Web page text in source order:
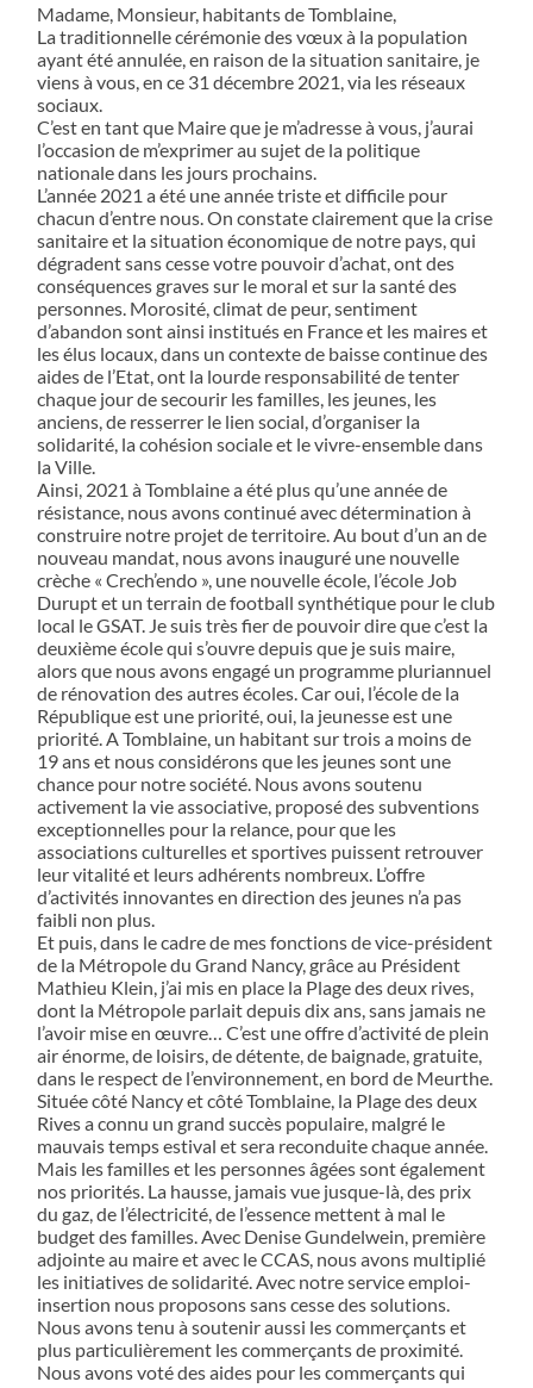
Madame, Monsieur, habitants de Tomblaine,
La traditionnelle cérémonie des vœux à la population
ayant été annulée, en raison de la situation sanitaire, je
viens à vous, en ce 31 décembre 2021, via les réseaux
sociaux.
C’est en tant que Maire que je m’adresse à vous, j’aurai
l’occasion de m’exprimer au sujet de la politique
nationale dans les jours prochains.
L’année 2021 a été une année triste et difficile pour
chacun d’entre nous. On constate clairement que la crise
sanitaire et la situation économique de notre pays, qui
dégradent sans cesse votre pouvoir d’achat, ont des
conséquences graves sur le moral et sur la santé des
personnes. Morosité, climat de peur, sentiment
d’abandon sont ainsi institués en France et les maires et
les élus locaux, dans un contexte de baisse continue des
aides de l’Etat, ont la lourde responsabilité de tenter
chaque jour de secourir les familles, les jeunes, les
anciens, de resserrer le lien social, d’organiser la
solidarité, la cohésion sociale et le vivre-ensemble dans
la Ville.
Ainsi, 2021 à Tomblaine a été plus qu’une année de
résistance, nous avons continué avec détermination à
construire notre projet de territoire. Au bout d’un an de
nouveau mandat, nous avons inauguré une nouvelle
crèche « Crech’endo », une nouvelle école, l’école Job
Durupt et un terrain de football synthétique pour le club
local le GSAT. Je suis très fier de pouvoir dire que c’est la
deuxième école qui s’ouvre depuis que je suis maire,
alors que nous avons engagé un programme pluriannuel
de rénovation des autres écoles. Car oui, l’école de la
République est une priorité, oui, la jeunesse est une
priorité. A Tomblaine, un habitant sur trois a moins de
19 ans et nous considérons que les jeunes sont une
chance pour notre société. Nous avons soutenu
activement la vie associative, proposé des subventions
exceptionnelles pour la relance, pour que les
associations culturelles et sportives puissent retrouver
leur vitalité et leurs adhérents nombreux. L’offre
d’activités innovantes en direction des jeunes n’a pas
faibli non plus.
Et puis, dans le cadre de mes fonctions de vice-président
de la Métropole du Grand Nancy, grâce au Président
Mathieu Klein, j’ai mis en place la Plage des deux rives,
dont la Métropole parlait depuis dix ans, sans jamais ne
l’avoir mise en œuvre… C’est une offre d’activité de plein
air énorme, de loisirs, de détente, de baignade, gratuite,
dans le respect de l’environnement, en bord de Meurthe.
Située côté Nancy et côté Tomblaine, la Plage des deux
Rives a connu un grand succès populaire, malgré le
mauvais temps estival et sera reconduite chaque année.
Mais les familles et les personnes âgées sont également
nos priorités. La hausse, jamais vue jusque-là, des prix
du gaz, de l’électricité, de l’essence mettent à mal le
budget des familles. Avec Denise Gundelwein, première
adjointe au maire et avec le CCAS, nous avons multiplié
les initiatives de solidarité. Avec notre service emploi-
insertion nous proposons sans cesse des solutions.
Nous avons tenu à soutenir aussi les commerçants et
plus particulièrement les commerçants de proximité.
Nous avons voté des aides pour les commerçants qui